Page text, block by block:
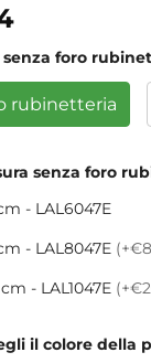
senza foro
rubinetteria
senza foro
- LAL6047E
- LAL8047E
- LAL1047E
il colore della